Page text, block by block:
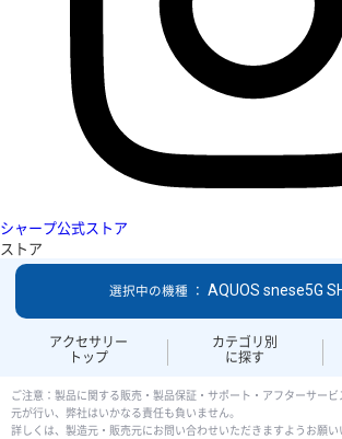
シャープ公式ストア
ストア
アクセサリー
トップ
カテゴリ別
に探す
選択中の機種 ： AQUOS snese5G
ご注意：製品に関する販売・製品保証・サポート・アフターサー
元が行い、弊社はいかなる責任も負いません。
詳しくは、製造元・販売元にお問い合わせいただきますようお願い